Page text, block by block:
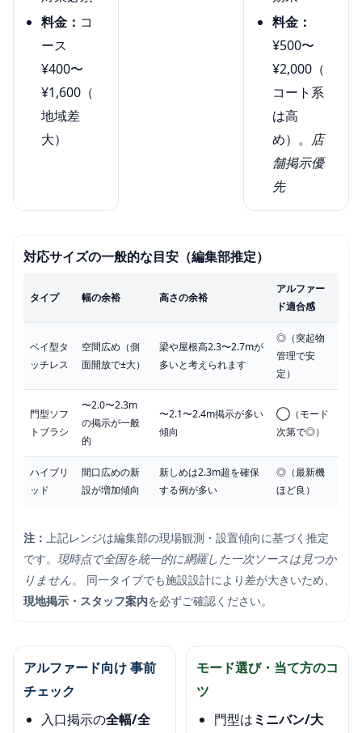
料金： コ
ース
¥400〜
¥1,600（
地域差
大）
料金：
¥500〜
¥2,000（
コート系
は高
め）。 店
舗掲示優
先
対応サイズの一般的な目安（編集部推定）
タイプ 幅の余裕 高さの余裕
アルファー
ド適合感
ベイ型タ
ッチレス
空間広め（側
面開放で±大）
梁や屋根高2.3〜2.7mが
多いと考えられます
◎（突起物
管理で安
定）
門型ソフ
トブラシ
〜2.0〜2.3m
の掲示が一般
的
〜2.1〜2.4m掲示が多い
傾向
◯（モード
次第で◎）
ハイブリ
ッド
間口広めの新
設が増加傾向
新しめは2.3m超を確保
する例が多い
◎（最新機
ほど良）
注： 上記レンジは編集部の現場観測・設置傾向に基づく推定
です。 現時点で全国を統一的に網羅した一次ソースは見つか
りません。 同一タイプでも施設設計により差が大きいため、
現地掲示・スタッフ案内を必ずご確認ください。
アルファード向け 事前
チェック
入口掲示の全幅/全
モード選び・当て方のコ
ツ
門型はミニバン/大